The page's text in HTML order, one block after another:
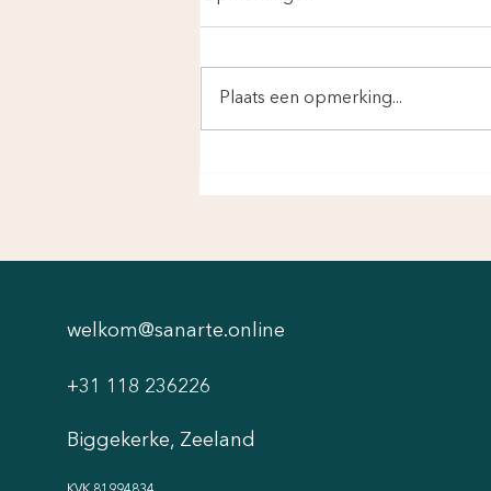
Plaats een opmerking...
welkom@sanarte.online
+31 118 236226
Biggekerke, Zeeland